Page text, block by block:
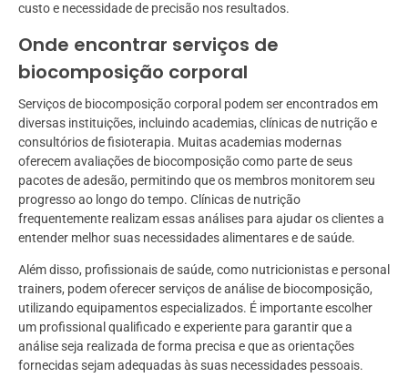
custo e necessidade de precisão nos resultados.
Onde encontrar serviços de
biocomposição corporal
Serviços de biocomposição corporal podem ser encontrados em
diversas instituições, incluindo academias, clínicas de nutrição e
consultórios de fisioterapia. Muitas academias modernas
oferecem avaliações de biocomposição como parte de seus
pacotes de adesão, permitindo que os membros monitorem seu
progresso ao longo do tempo. Clínicas de nutrição
frequentemente realizam essas análises para ajudar os clientes a
entender melhor suas necessidades alimentares e de saúde.
Além disso, profissionais de saúde, como nutricionistas e personal
trainers, podem oferecer serviços de análise de biocomposição,
utilizando equipamentos especializados. É importante escolher
um profissional qualificado e experiente para garantir que a
análise seja realizada de forma precisa e que as orientações
fornecidas sejam adequadas às suas necessidades pessoais.